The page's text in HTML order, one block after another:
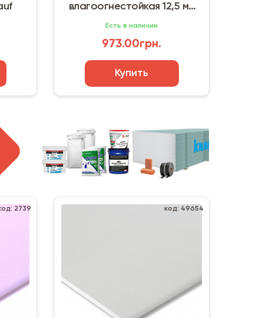
влагоогнестойкая 12,5 мм
Есть в наличии
973.00грн.
Купить
2739 код: 49654